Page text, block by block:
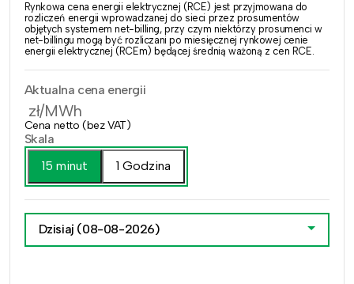
Rynkowa cena energii elektrycznej (RCE) jest przyjmowana do
rozliczeń energii wprowadzanej do sieci przez prosumentów
objętych systemem net-billing, przy czym niektórzy prosumenci w
net-billingu mogą być rozliczani po miesięcznej rynkowej cenie
energii elektrycznej (RCEm) będącej średnią ważoną z cen RCE.
Aktualna cena energii
zł/MWh
Cena netto (bez VAT)
Skala
15 minut
1 Godzina
Dzisiaj (08-08-2026)